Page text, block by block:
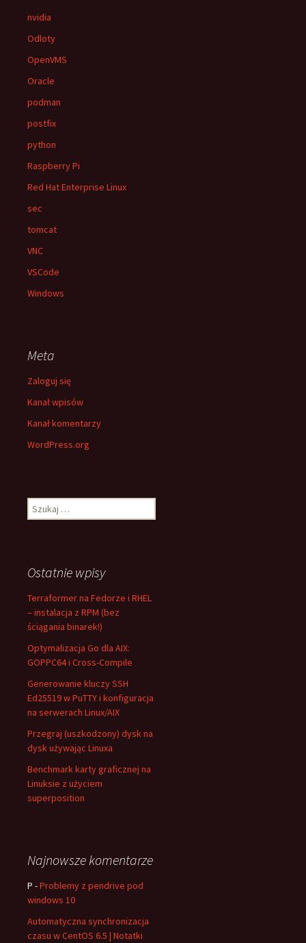
nvidia
Odloty
OpenVMS
Oracle
podman
postfix
python
Raspberry Pi
Red Hat Enterprise Linux
sec
tomcat
VNC
VSCode
Windows
Meta
Zaloguj się
Kanał wpisów
Kanał komentarzy
WordPress.org
Szukaj:
Ostatnie wpisy
Terraformer na Fedorze i RHEL
– instalacja z RPM (bez
ściągania binarek!)
Optymalizacja Go dla AIX:
GOPPC64 i Cross-Compile
Generowanie kluczy SSH
Ed25519 w PuTTY i konfiguracja
na serwerach Linux/AIX
Przegraj (uszkodzony) dysk na
dysk używając Linuxa
Benchmark karty graficznej na
Linuksie z użyciem
superposition
Najnowsze komentarze
P -Problemy z pendrive pod
windows 10
Automatyczna synchronizacja
czasu w CentOS 6.5 | Notatki